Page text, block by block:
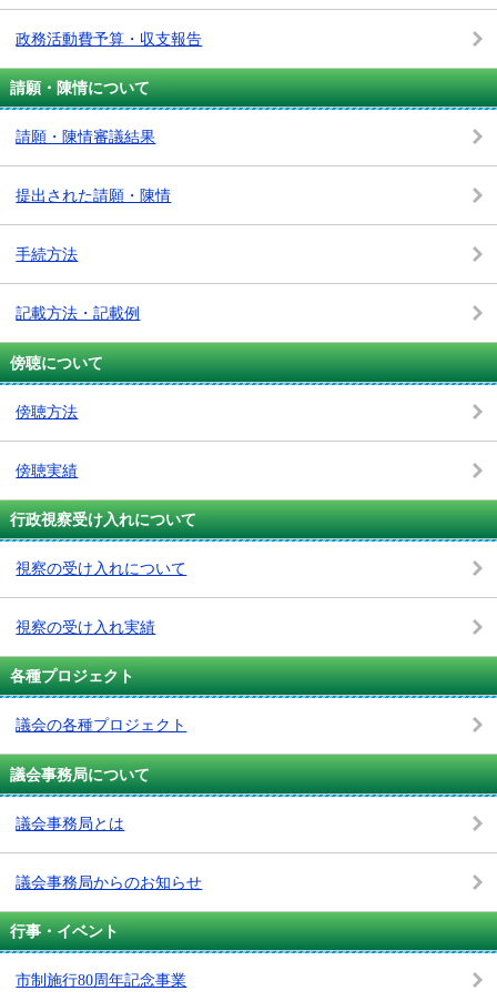
政務活動費予算・収支報告
請願・陳情について
請願・陳情審議結果
提出された請願・陳情
手続方法
記載方法・記載例
傍聴について
傍聴方法
傍聴実績
行政視察受け入れについて
視察の受け入れについて
視察の受け入れ実績
各種プロジェクト
議会の各種プロジェクト
議会事務局について
議会事務局とは
議会事務局からのお知らせ
行事・イベント
市制施行80周年記念事業